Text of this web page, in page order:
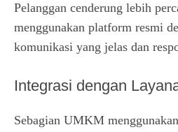
Pelanggan cenderung lebih
menggunakan platform resmi
komunikasi yang jelas dan
Integrasi dengan
Sebagian UMKM